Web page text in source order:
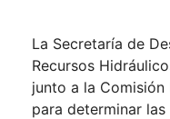
La Secretaría de
Recursos
junto a la Comisión
para determinar